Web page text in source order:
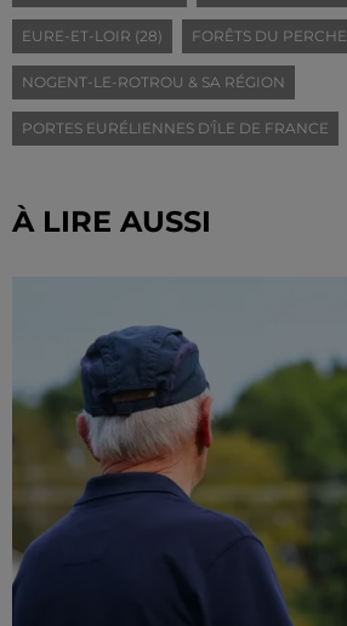
EURE-ET-LOIR (28) FORÊTS DU PERCHE
NOGENT-LE-ROTROU & SA RÉGION
PORTES EURÉLIENNES D'ÎLE DE FRANCE
À LIRE AUSSI